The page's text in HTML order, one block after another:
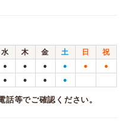
水 木 金 土 日
祝
● ● ● ● ● ●
● ● ● ●
等でご確認ください。